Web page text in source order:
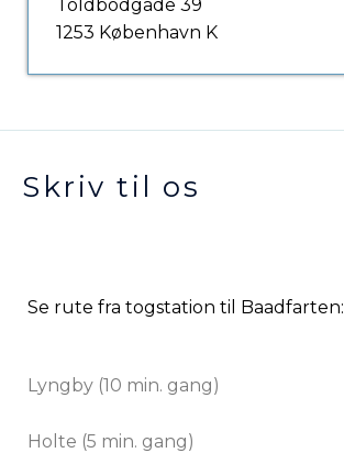
Toldbodgade 39
1253 København K
Skriv til os
Se rute fra togstation til Baadfarten:
Lyngby (10 min. gang)
Holte (5 min. gang)